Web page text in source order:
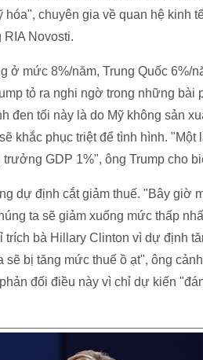
hóa", chuyên gia về quan hệ kinh
Novosti.
ở mức 8%/năm, Trung Quốc 6%/
tỏ ra nghi ngờ trong những
đen tối này là do Mỹ không sản
khắc phục triệt để tình hình.
GDP 1%", ông Trump cho
dự định cắt giảm thuế. "Bây giờ
ta sẽ giảm xuống mức thấp
trích bà Hillary Clinton vì dự định
sẽ bị tăng mức thuế ồ ạt", ông
đối điều này vì chỉ dự kiến